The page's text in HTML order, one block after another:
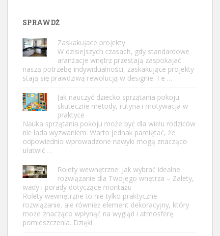
SPRAWDŹ
Zaskakujace projekty
W dzisiejszych czasach, gdy standardowe
aranżacje wnętrz przestają zaspokajać
naszą potrzebę indywidualności, zaskakujące projekty
stają się prawdziwą rewolucją w designie. Te …
Jak nauczyć dziecko sprzątania pokoju:
skuteczne metody, rutyna i motywacja w
praktyce
Nauka sprzątania pokoju może być dla wielu rodziców
nie lada wyzwaniem. Warto jednak pamiętać, że
odpowiednio wprowadzone nawyki mogą znacząco
ułatwić …
Rolety wewnętrzne: Jak wybrać idealne
rozwiązanie dla Twojego wnętrza – Zalety,
wady i porady dotyczące montażu
Rolety wewnętrzne to nie tylko praktyczne
rozwiązanie, ale również element dekoracyjny, który
może znacząco wpłynąć na wygląd i atmosferę
pomieszczenia. Dzięki …